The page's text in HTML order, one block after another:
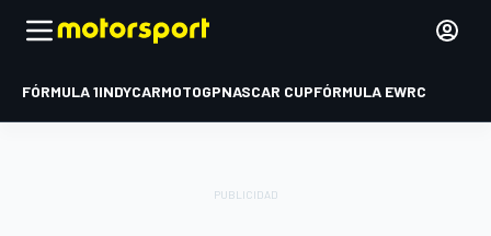
FÓRMULA 1INDYCARMOTOGPNASCAR CUPFÓRMULA EWRC